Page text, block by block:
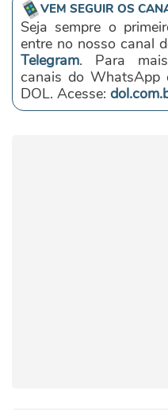
VEM SEGUIR OS
Seja sempre o
entre no nosso canal
Telegram. Para
canais do WhatsApp
DOL. Acesse: